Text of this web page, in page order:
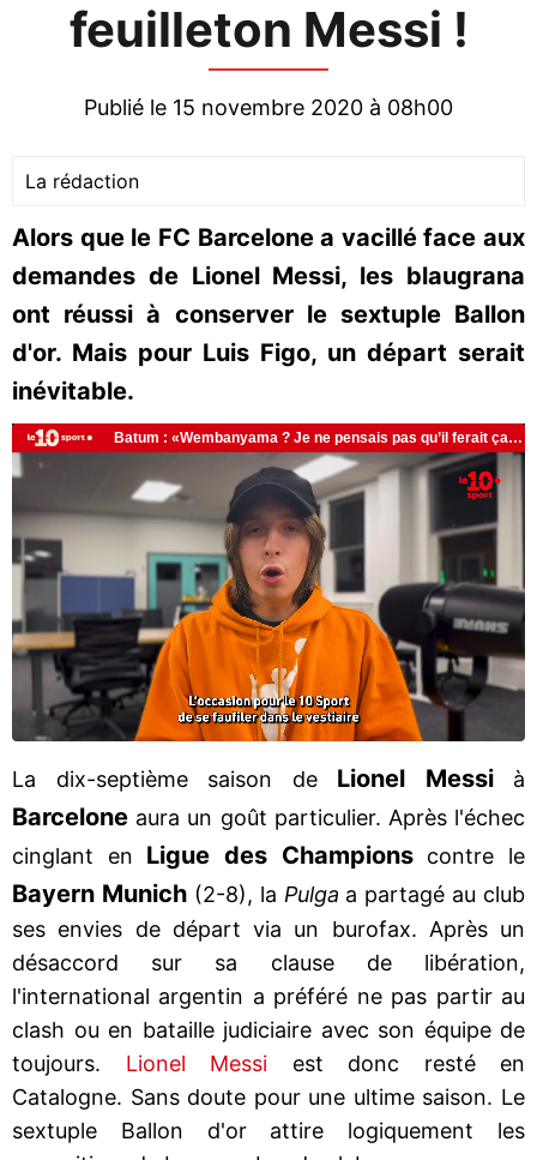
feuilleton Messi !
Publié le 15 novembre 2020 à 08h00
La rédaction
Alors que le FC Barcelone a vacillé face aux
demandes de Lionel Messi, les blaugrana
ont réussi à conserver le sextuple Ballon
d'or. Mais pour Luis Figo, un départ serait
inévitable.
La dix-septième saison de Lionel Messià
Barcelone aura un goût particulier. Après l'échec
cinglant en Ligue des Championscontre le
Bayern Munich(2-8), la Pulga a partagé au club
ses envies de départ via un burofax. Après un
désaccord sur sa clause de libération,
l'international argentin a préféré ne pas partir au
clash ou en bataille judiciaire avec son équipe de
toujours. Lionel Messi est donc resté en
Catalogne. Sans doute pour une ultime saison. Le
sextuple Ballon d'or attire logiquement les